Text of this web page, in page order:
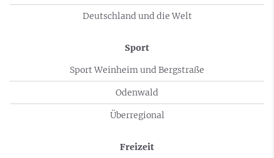
Deutschland und die Welt
Sport
Sport Weinheim und Bergstraße
Odenwald
Überregional
Freizeit